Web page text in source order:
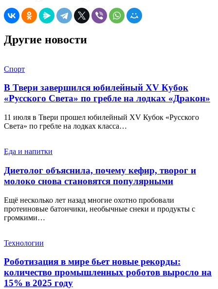
Другие новости
Спорт
В Твери завершился юбилейный XV Кубок
«Русского Света» по гребле на лодках «Дракон»
11 июля в Твери прошел юбилейный XV Кубок «Русского
Света» по гребле на лодках класса…
Еда и напитки
Диетолог объяснила, почему кефир, творог и
молоко снова становятся популярными
Ещё несколько лет назад многие охотно пробовали
протеиновые батончики, необычные снеки и продукты с
громкими…
Технологии
Роботизация в мире бьет новые рекорды:
количество промышленных роботов выросло на
15% в 2025 году